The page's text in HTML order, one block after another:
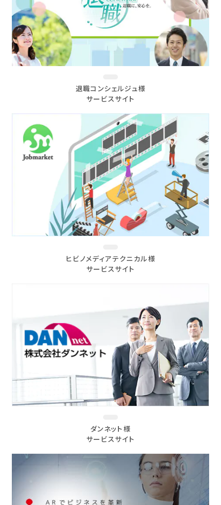
退職コンシェルジュ様
サービスサイト
ヒビノメディアテクニカル様
サービスサイト
ダンネット様
サービスサイト